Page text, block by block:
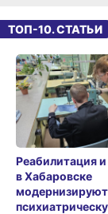
ТОП-10. СТАТЬИ
Реабилитация
в Хабаровске
модернизируют